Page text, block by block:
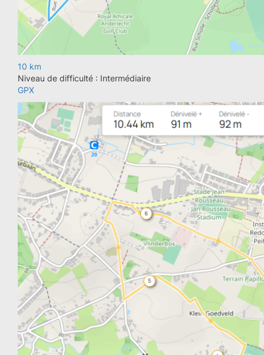
10 km
Niveau de difficulté : Intermédiaire
GPX